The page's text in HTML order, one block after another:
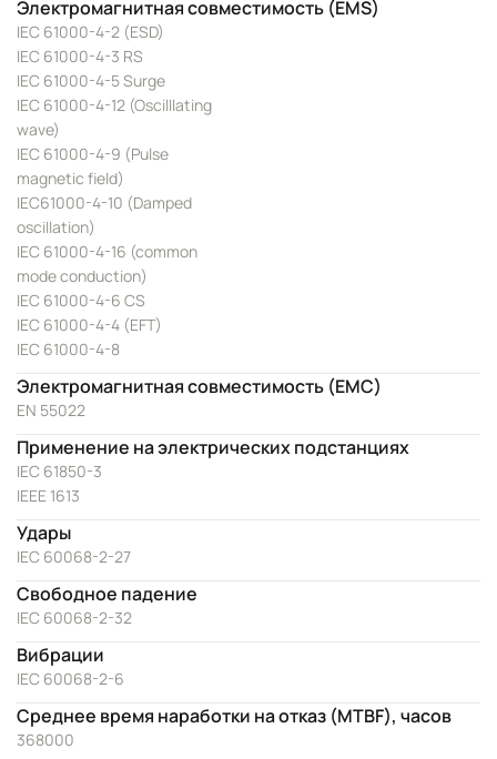
Электромагнитная совместимость (EMS)
IEC 61000-4-2 (ESD)
IEC 61000-4-3 RS
IEC 61000-4-5 Surge
IEC 61000-4-12 (Oscilllating
wave)
IEC 61000-4-9 (Pulse
magnetic field)
IEC61000-4-10 (Damped
oscillation)
IEC 61000-4-16 (common
mode conduction)
IEC 61000-4-6 CS
IEC 61000-4-4 (EFT)
IEC 61000-4-8
Электромагнитная совместимость (EMC)
EN 55022
Применение на электрических подстанциях
IEC 61850-3
IEEE 1613
Удары
IEC 60068-2-27
Свободное падение
IEC 60068-2-32
Вибрации
IEC 60068-2-6
Среднее время наработки на отказ (MTBF), часов
368000